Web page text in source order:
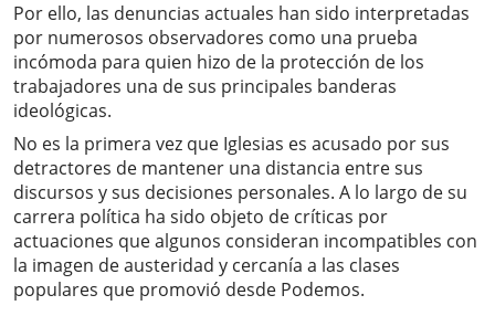
Por ello, las denuncias actuales han sido interpretadas
por numerosos observadores como una prueba
incómoda para quien hizo de la protección de los
trabajadores una de sus principales banderas
ideológicas.
No es la primera vez que Iglesias es acusado por sus
detractores de mantener una distancia entre sus
discursos y sus decisiones personales. A lo largo de su
carrera política ha sido objeto de críticas por
actuaciones que algunos consideran incompatibles con
la imagen de austeridad y cercanía a las clases
populares que promovió desde Podemos.